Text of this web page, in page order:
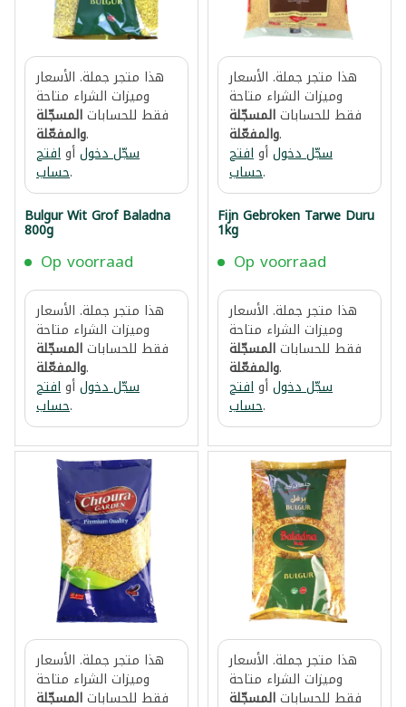
هذا متجر جملة. الأسعار
وميزات الشراء متاحة
فقط للحساباتالمسجّلة
والمفعّلة.
سجّل دخولأوافتح
حساب.
Bulgur Wit Grof Baladna
800g
Op voorraad
هذا متجر جملة. الأسعار
وميزات الشراء متاحة
فقط للحساباتالمسجّلة
والمفعّلة.
سجّل دخولأوافتح
حساب.
هذا متجر جملة. الأسعار
وميزات الشراء متاحة
فقط للحساباتالمسجّلة
والمفعّلة.
سجّل دخولأوافتح
حساب.
Fijn Gebroken Tarwe Duru
1kg
Op voorraad
هذا متجر جملة. الأسعار
وميزات الشراء متاحة
فقط للحساباتالمسجّلة
والمفعّلة.
سجّل دخولأوافتح
حساب.
هذا متجر جملة. الأسعار
وميزات الشراء متاحة
فقط للحساباتالمسجّلة
هذا متجر جملة. الأسعار
وميزات الشراء متاحة
فقط للحساباتالمسجّلة